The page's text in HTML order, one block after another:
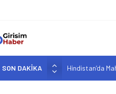
SON DAKİKA
Hindistan’da
Yapay Zeka